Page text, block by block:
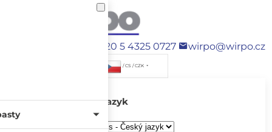
+420 5 4325 0727 wirpo@wirpo.cz
/ CS / CZK
Jazyk